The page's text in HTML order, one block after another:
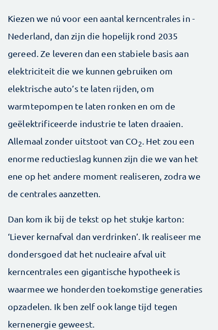
Kiezen we nú voor een aantal kerncentrales in ­
Nederland, dan zijn die hopelijk rond 2035
gereed. Ze leveren dan een stabiele basis aan
elektriciteit die we kunnen gebruiken om
elektrische auto’s te laten rijden, om
warmtepompen te laten ronken en om de
geëlektrificeerde industrie te laten draaien.
Allemaal zonder uitstoot van CO2. Het zou een
enorme reductieslag kunnen zijn die we van het
ene op het andere moment realiseren, zodra we
de centrales aanzetten.
Dan kom ik bij de tekst op het stukje ­karton:
‘Liever kernafval dan verdrinken’. Ik realiseer me
dondersgoed dat het nucleaire afval uit
kerncentrales een gigantische hypotheek is
waarmee we honderden toekomstige generaties
opzadelen. Ik ben zelf ook lange tijd tegen
kernenergie geweest.